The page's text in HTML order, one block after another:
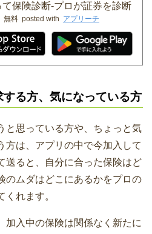
保険診断-プロが証券を診断
無料 posted with アプリーチ
る方、気になっている方
と思っている方や、ちょっと気
方は、アプリの中で今加入して
送ると、自分に合った保険はど
のムダはどこにあるかをプロの
くれます。
加入中の保険は関係なく新たに